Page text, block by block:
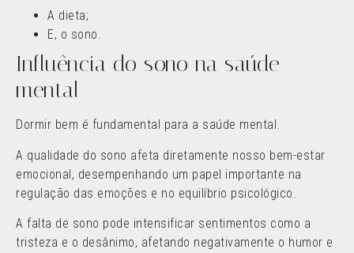
A dieta;
E, o sono.
Influência do sono na saúde
mental
Dormir bem é fundamental para a saúde mental.
A qualidade do sono afeta diretamente nosso bem-estar
emocional, desempenhando um papel importante na
regulação das emoções e no equilíbrio psicológico.
A falta de sono pode intensificar sentimentos como a
tristeza e o desânimo, afetando negativamente o humor e